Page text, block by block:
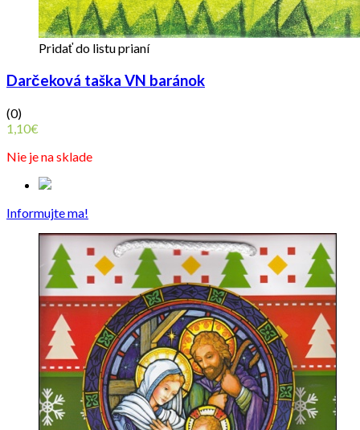
Pridať do listu prianí
Darčeková taška VN baránok
(0)
1,10€
Nie je na sklade
Informujte ma!